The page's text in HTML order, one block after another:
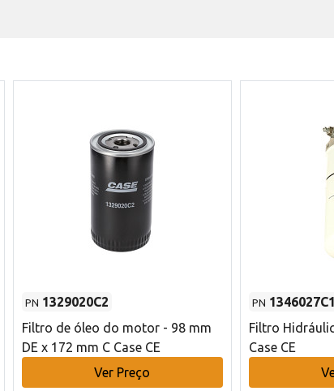
PN 1329020C2
Filtro de óleo do motor - 98 mm
DE x 172 mm C Case CE
Ver Preço
PN 1346027C1
Filtro
Case CE